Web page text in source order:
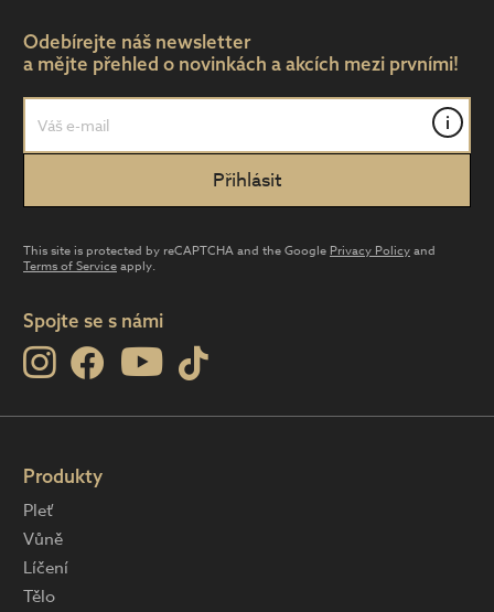
Odebírejte náš newsletter
a mějte přehled o novinkách a akcích mezi prvními!
i
This site is protected by reCAPTCHA and the Google Privacy Policyand
Terms of Serviceapply.
Spojte se s námi
Produkty
Pleť
Vůně
Líčení
Tělo